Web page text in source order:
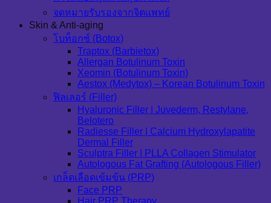
จดหมายรับรองจากจิตแพทย์
Skin & Anti-aging
โบท็อกซ์ (Botox)
Traptox (Barbietox)
Allergan Botulinum Toxin
Xeomin (Botulinum Toxin)
Aestox (Medytox) – Korean Botulinum Toxin
ฟิลเลอร์ (Filler)
Hyaluronic Filler | Juvederm, Restylane,
Belotero
Radiesse Filler | Calcium Hydroxylapatite
Dermal Filler
Sculptra Filler | PLLA Collagen Stimulator
Autologous Fat Grafting (Autologous Filler)
เกล็ดเลือดเข้มข้น (PRP)
Face PRP
Hair PRP Therapy